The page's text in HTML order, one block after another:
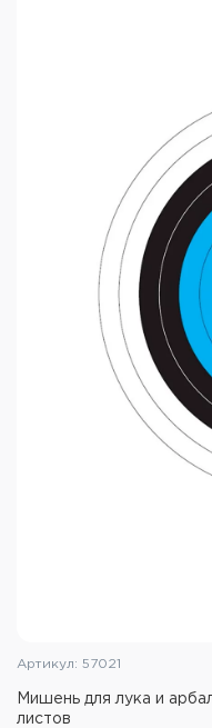
Артикул: 57021
Мишень для лука и
листов